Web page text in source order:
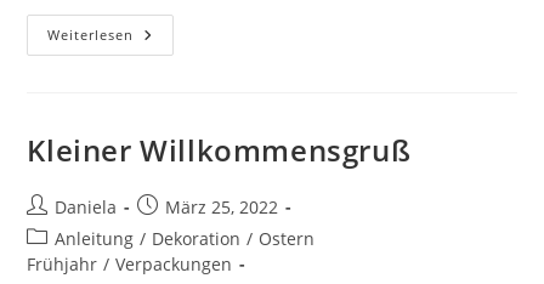
Weiterlesen
Kleiner Willkommensgruß
Daniela
März 25, 2022
Anleitung / Dekoration / Ostern
Frühjahr / Verpackungen